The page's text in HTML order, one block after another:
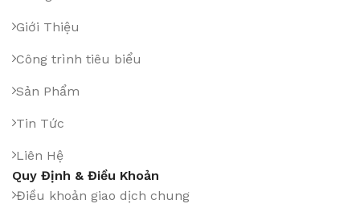
Giới Thiệu
Công trình tiêu biểu
Sản Phẩm
Tin Tức
Liên Hệ
Quy Định & Điều Khoản
Điều khoản giao dịch chung